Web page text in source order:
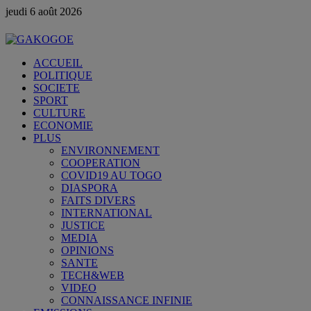
jeudi 6 août 2026
ACCUEIL
POLITIQUE
SOCIETE
SPORT
CULTURE
ECONOMIE
PLUS
ENVIRONNEMENT
COOPERATION
COVID19 AU TOGO
DIASPORA
FAITS DIVERS
INTERNATIONAL
JUSTICE
MEDIA
OPINIONS
SANTE
TECH&WEB
VIDEO
CONNAISSANCE INFINIE